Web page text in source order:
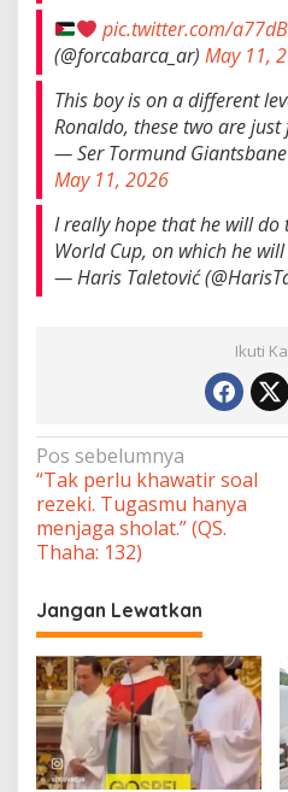
pic.twitter.com/
(@forcabarca_ar) May 11,
This boy is on a different
Ronaldo, these two are
— Ser Tormund
May 11, 2026
I really hope that he will do
World Cup, on which he
— Haris Taletović
Ikuti
Navigasi
pos
Pos sebelumnya
“Tak perlu khawatir soal
rezeki. Tugasmu hanya
menjaga sholat.” (QS.
Thaha: 132)
Jangan Lewatkan